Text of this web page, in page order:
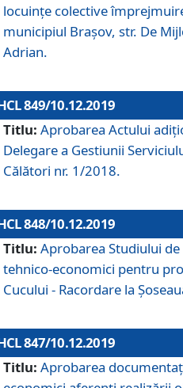
locuințe colective
municipiul Braşov, str. De
Adrian.
849/10.12.2019
Titlu: Aprobarea Actului
Delegare a Gestiunii
Călători nr. 1/2018.
848/10.12.2019
Titlu: Aprobarea Studiului
tehnico-economici pentru
Cucului - Racordare la
847/10.12.2019
Titlu: Aprobarea